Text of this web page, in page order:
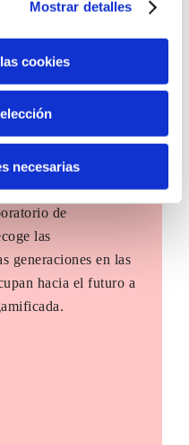
Mostrar detalles
cookies
necesarias
de
las
generaciones en las
hacia el futuro a